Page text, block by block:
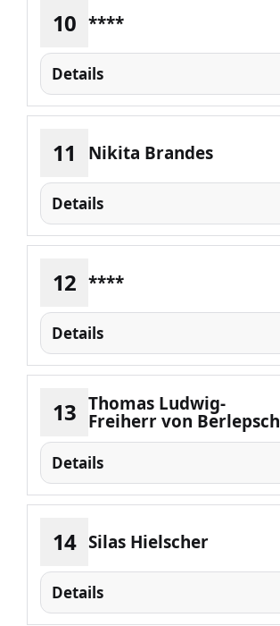
10 ****
Details
11 Nikita Brandes
Details
12 ****
Details
13 Thomas Ludwig-
Freiherr von Berlepsch
Details
14 Silas Hielscher
Details